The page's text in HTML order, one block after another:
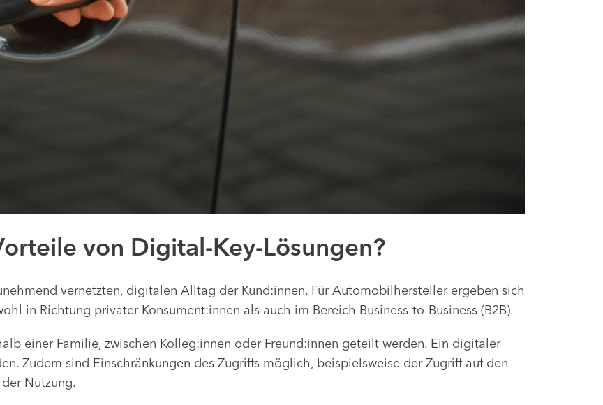
von Digital-Key-Lösungen?
vernetzten, digitalen Alltag der Kund:innen. Für Automobilhersteller ergeben sich
in Richtung privater Konsument:innen als auch im Bereich Business-to-Business (B2B).
einer Familie, zwischen Kolleg:innen oder Freund:innen geteilt werden. Ein digitaler
Zudem sind Einschränkungen des Zugriffs möglich, beispielsweise der Zugriff auf den
Nutzung.